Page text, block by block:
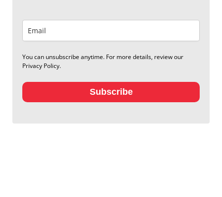
You can unsubscribe anytime. For more details, review our
Privacy Policy.
Subscribe